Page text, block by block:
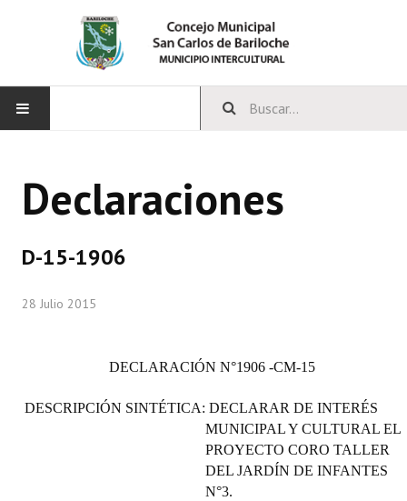
CONCEJO
Declaraciones
D-15-1906
28 Julio 2015
DECLARACIÓN N°1906 -CM-15
DESCRIPCIÓN SINTÉTICA: DECLARAR DE INTERÉS
MUNICIPAL Y CULTURAL EL
PROYECTO CORO TALLER
DEL JARDÍN DE INFANTES
N°3.